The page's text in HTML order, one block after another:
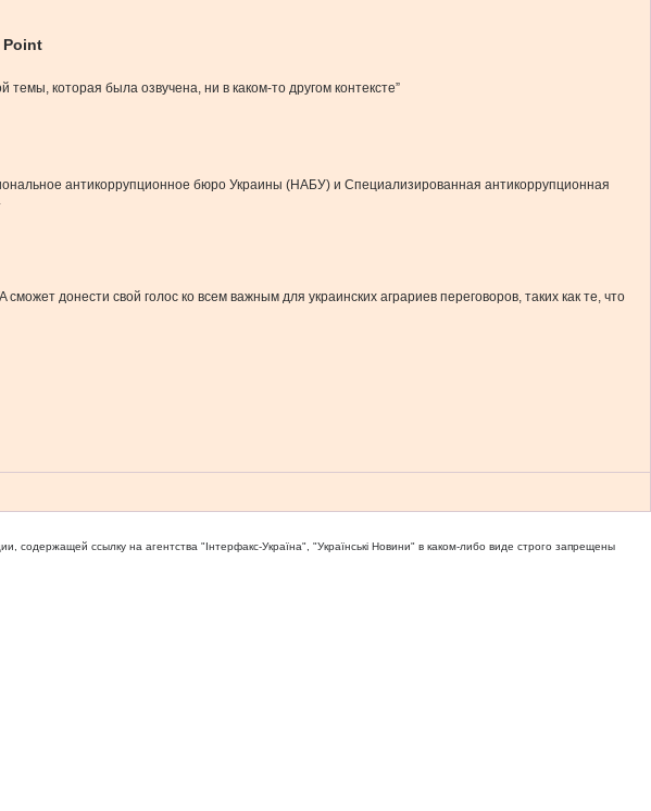
Point
которая была озвучена, ни в каком-то другом контексте”
антикоррупционное бюро Украины (НАБУ) и Специализированная антикоррупционная
донести свой голос ко всем важным для украинских аграриев переговоров, таких как те, что
содержащей ссылку на агентства "Iнтерфакс-Україна", "Українськi Новини" в каком-либо виде строго запрещены